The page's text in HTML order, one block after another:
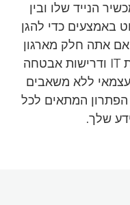
הנייד שלו ובין
באמצעים כדי להגן
אתה חלק מארגון
גדול עם צוות ייעודי של אבטחת IT ודרישות אבטחה
ללא משאבים
הפתרון המתאים לכל
שלך.